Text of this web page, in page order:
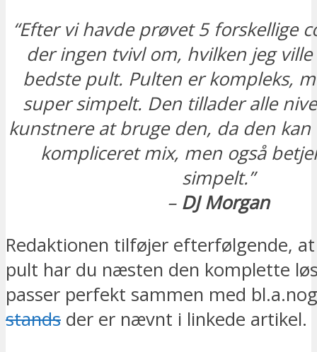
“Efter vi havde prøvet 5 forskellige
der ingen tvivl om, hvilken jeg
bedste pult. Pulten er kompleks,
super simpelt. Den tillader alle
kunstnere at bruge den, da den kan
kompliceret mix, men også
simpelt.”
–DJ Morgan
Redaktionen tilføjer efterfølgende,
pult har du næsten den komplette
passer perfekt sammen med
stands der er nævnt i linkede artikel.